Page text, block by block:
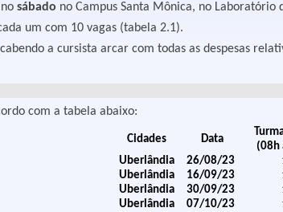
nosábado no Campus Santa Mônica, no Laboratório
um com 10 vagas (tabela 2.1).
a cursista arcar com todas as despesas
com a tabela abaixo:
Cidades Data
(08h
Uberlândia
26/08/23
Uberlândia
16/09/23
Uberlândia
30/09/23
Uberlândia
07/10/23